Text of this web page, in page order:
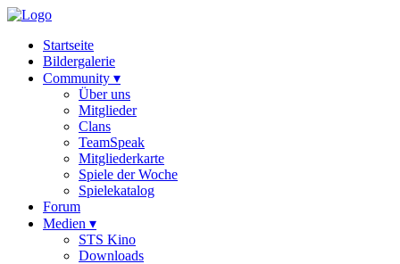
Startseite
Bildergalerie
Community ▾
Über uns
Mitglieder
Clans
TeamSpeak
Mitgliederkarte
Spiele der Woche
Spielekatalog
Forum
Medien ▾
STS Kino
Downloads